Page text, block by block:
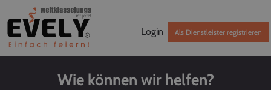
Login Als Dienstleister registrieren
Wie können wir helfen?